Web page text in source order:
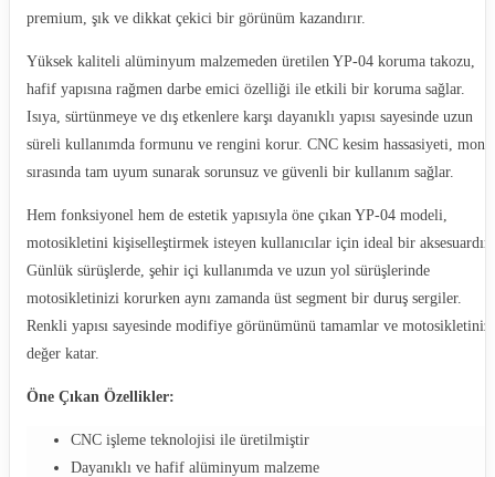
premium, şık ve dikkat çekici bir görünüm kazandırır.
Yüksek kaliteli alüminyum malzemeden üretilen YP-04 koruma takozu,
hafif yapısına rağmen darbe emici özelliği ile etkili bir koruma sağlar.
Isıya, sürtünmeye ve dış etkenlere karşı dayanıklı yapısı sayesinde uzun
süreli kullanımda formunu ve rengini korur. CNC kesim hassasiyeti,
sırasında tam uyum sunarak sorunsuz ve güvenli bir kullanım sağlar.
Hem fonksiyonel hem de estetik yapısıyla öne çıkan YP-04 modeli,
motosikletini kişiselleştirmek isteyen kullanıcılar için ideal bir aksesuardır.
Günlük sürüşlerde, şehir içi kullanımda ve uzun yol sürüşlerinde
motosikletinizi korurken aynı zamanda üst segment bir duruş sergiler.
Renkli yapısı sayesinde modifiye görünümünü tamamlar ve
değer katar.
Öne Çıkan Özellikler:
CNC işleme teknolojisi ile üretilmiştir
Dayanıklı ve hafif alüminyum malzeme